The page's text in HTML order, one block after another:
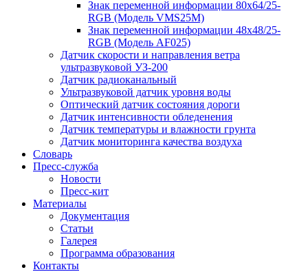
Знак переменной информации 80х64/25-
RGB (Модель VMS25M)
Знак переменной информации 48х48/25-
RGB (Модель АF025)
Датчик скорости и направления ветра
ультразвуковой УЗ-200
Датчик радиоканальный
Ультразвуковой датчик уровня воды
Оптический датчик состояния дороги
Датчик интенсивности обледенения
Датчик температуры и влажности грунта
Датчик мониторинга качества воздуха
Словарь
Пресс-служба
Новости
Пресс-кит
Материалы
Документация
Статьи
Галерея
Программа образования
Контакты